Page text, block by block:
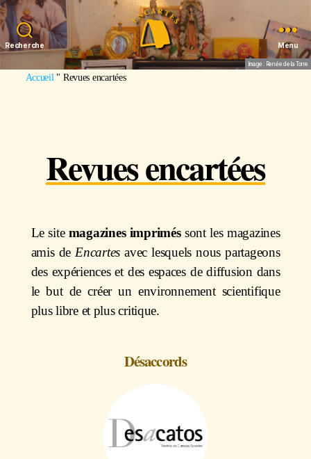
Recherche Menu
Image : Renée de la Torre
Accueil " Revues encartées
Revues encartées
Le site magazines impriméssont les magazines
amis de Encartes avec lesquels nous partageons
des expériences et des espaces de diffusion dans
le but de créer un environnement scientifique
plus libre et plus critique.
Désaccords